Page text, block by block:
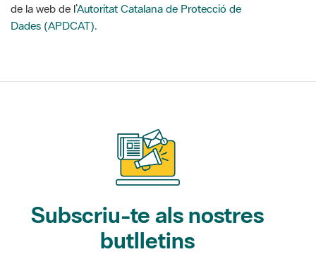
de la web de l’Autoritat Catalana de Protecció de
Dades (APDCAT).
Subscriu-te als nostres
butlletins